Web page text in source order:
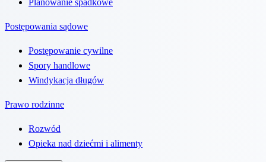
Planowanie spadkowe
Postępowania sądowe
Postępowanie cywilne
Spory handlowe
Windykacja długów
Prawo rodzinne
Rozwód
Opieka nad dziećmi i alimenty